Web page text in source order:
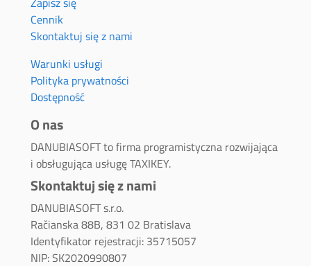
Cennik
Skontaktuj się z nami
Warunki usługi
Polityka prywatności
Dostępność
O nas
DANUBIASOFT to firma programistyczna rozwijająca
i obsługująca usługę TAXIKEY.
Skontaktuj się z nami
DANUBIASOFT s.r.o.
Račianska 88B, 831 02 Bratislava
Identyfikator rejestracji: 35715057
NIP: SK2020990807